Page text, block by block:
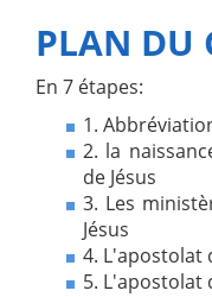
PLAN DU
En 7 étapes:
1.
2. la
de Jésus
3. Les
Jésus
4. L'apostolat
5. L'apostolat